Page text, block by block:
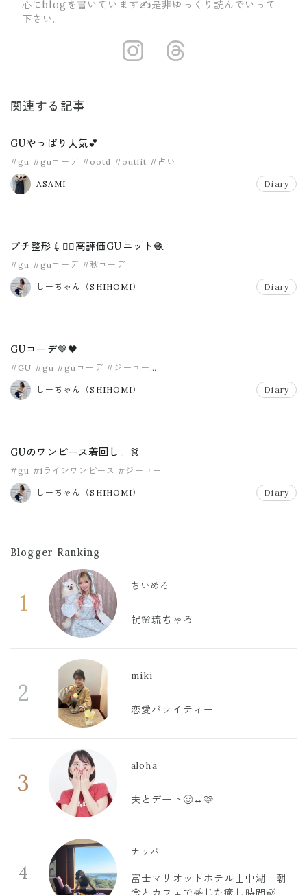
心にblogを書いています✍️是非ゆっくり読んでいって
下さい。
https://
関連する記事
GUやっぱり人気💕
#gu #guコーデ #ootd #outfit #占い
ASAMI Diary
プチ整形💉💆‍♀️高評価GUニット🧶
#gu #guコーデ #秋コーデ
しーちゃん（SHIHOMI） Diary
GUコーデ🤎🖤
#GU #gu #guコーデ #ジーユー
#スタイルヒートギャザーハイネックt
しーちゃん（SHIHOMI）
Diary
GUのワンピース着回し。👗
#gu #iラインワンピース #ジーユー
しーちゃん（SHIHOMI） Diary
Blogger Ranking
1
ちいめろ
祝🌸琉ちゃろ
2
miki
恋愛バライティー
3
aloha
夫とデート🙂‍↔️🩷
4
ナッパ
富士マリオットホテル山中湖｜朝